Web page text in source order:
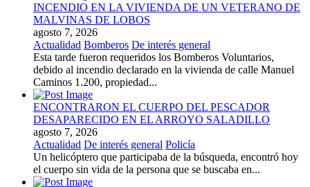
INCENDIO EN LA VIVIENDA DE UN VETERANO DE
MALVINAS DE LOBOS
agosto 7, 2026
Actualidad Bomberos De interés general
Esta tarde fueron requeridos los Bomberos Voluntarios,
debido al incendio declarado en la vivienda de calle Manuel
Caminos 1.200, propiedad...
ENCONTRARON EL CUERPO DEL PESCADOR
DESAPARECIDO EN EL ARROYO SALADILLO
agosto 7, 2026
Actualidad De interés general Policía
Un helicóptero que participaba de la búsqueda, encontró hoy
el cuerpo sin vida de la persona que se buscaba en...